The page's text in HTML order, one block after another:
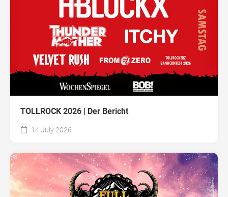
TOLLROCK 2026 | Der Bericht
14 July 2026